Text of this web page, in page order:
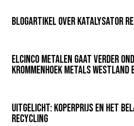
Blogartikel over Katalysator
Elcinco Metalen gaat verder
Krommenhoek Metals Westland
Uitgelicht: Koperprijs en het
recycling